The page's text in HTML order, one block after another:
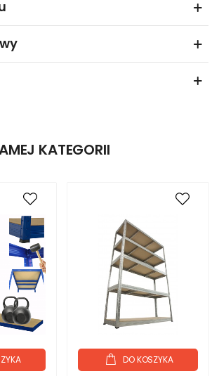
KATEGORII
DO KOSZYKA